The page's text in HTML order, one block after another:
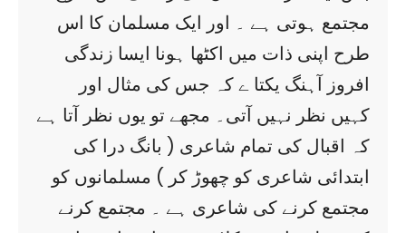
مجتمع ہوتی ہے ۔ اور ایک مسلمان کا اس
طرح اپنی ذات میں اکٹھا ہونا ایسا زندگی
افروز آہنگ یکتا ے کہ جس کی مثال اور
کہیں نظر نہیں آتی۔ مجھے تو یوں نظر آتا ہے
کہ اقبال کی تمام شاعری ( بانگ درا کی
ابتدائی شاعری کو چھوڑ کر ) مسلمانوں کو
مجتمع کرنے کی شاعری ہے ۔ مجتمع کرنے